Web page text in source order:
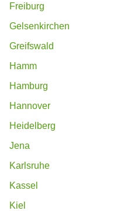
Freiburg
Gelsenkirchen
Greifswald
Hamm
Hamburg
Hannover
Heidelberg
Jena
Karlsruhe
Kassel
Kiel